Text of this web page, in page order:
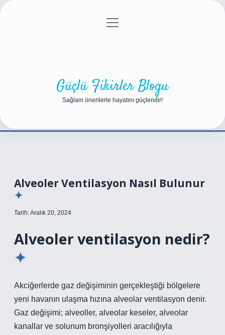
Gizlilik Politikası
menüyü
Güçlü Fikirler Blogu
Sağlam önerilerle hayatını güçlendir!
Alveoler Ventilasyon Nasıl Bulunur
Tarih: Aralık 20, 2024
Alveoler ventilasyon nedir?
Akciğerlerde gaz değişiminin gerçekleştiği bölgelere
yeni havanın ulaşma hızına alveolar ventilasyon denir.
Gaz değişimi; alveoller, alveolar keseler, alveolar
kanallar ve solunum bronşiyolleri aracılığıyla